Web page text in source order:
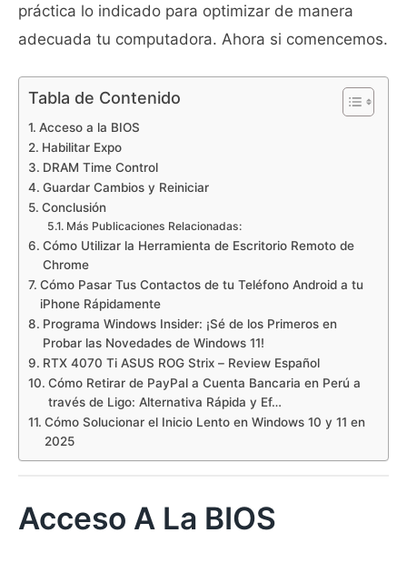
práctica lo indicado para optimizar de manera
adecuada tu computadora. Ahora si comencemos.
Tabla de Contenido
Acceso a la BIOS
Habilitar Expo
DRAM Time Control
Guardar Cambios y Reiniciar
Conclusión
Más Publicaciones Relacionadas:
Cómo Utilizar la Herramienta de Escritorio Remoto de
Chrome
Cómo Pasar Tus Contactos de tu Teléfono Android a tu
iPhone Rápidamente
Programa Windows Insider: ¡Sé de los Primeros en
Probar las Novedades de Windows 11!
RTX 4070 Ti ASUS ROG Strix – Review Español
Cómo Retirar de PayPal a Cuenta Bancaria en Perú a
través de Ligo: Alternativa Rápida y Ef…
Cómo Solucionar el Inicio Lento en Windows 10 y 11 en
2025
Acceso A La BIOS